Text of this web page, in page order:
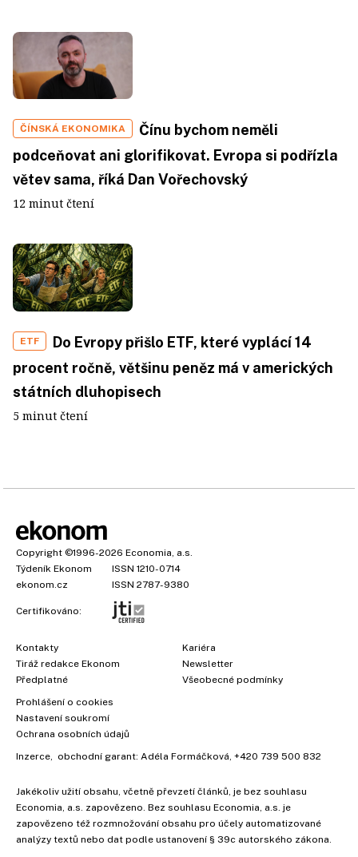
ČÍNSKÁ EKONOMIKA
Čínu bychom neměli
podceňovat ani glorifikovat. Evropa si podřízla
větev sama, říká Dan Vořechovský
12 minut čtení
ETF
Do Evropy přišlo ETF, které vyplácí 14
procent ročně, většinu peněz má v amerických
státních dluhopisech
5 minut čtení
Copyright ©1996-2026 Economia, a.s.
Týdeník Ekonom
ISSN 1210-0714
ekonom.cz
ISSN 2787-9380
Certifikováno:
Kontakty
Tiráž redakce Ekonom
Předplatné
Kariéra
Newsletter
Všeobecné podmínky
Prohlášení o cookies
Nastavení soukromí
Ochrana osobních údajů
Inzerce , obchodní garant: Adéla Formáčková +420 739 500 832
Jakékoliv užití obsahu, včetně převzetí článků, je bez souhlasu
Economia, a.s. zapovězeno. Bez souhlasu Economia, a.s. je
zapovězeno též rozmnožování obsahu pro účely automatizované
analýzy textů nebo dat podle ustanovení § 39c autorského zákona.